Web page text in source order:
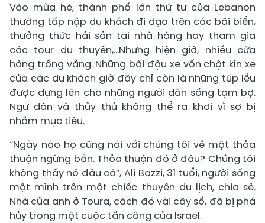
Vào mùa hè, thành phố lớn thứ tư của Lebanon
thường tấp nập du khách đi dạo trên các bãi biển,
thưởng thức hải sản tại nhà hàng hay tham gia
các tour du thuyền,...Nhưng hiện giờ, nhiều cửa
hàng trống vắng. Những bãi đậu xe vốn chật kín xe
của các du khách giờ đây chỉ còn là những túp lều
được dựng lên cho những người dân sống tạm bợ.
Ngư dân và thủy thủ không thể ra khơi vì sợ bị
nhắm mục tiêu.
“Ngày nào họ cũng nói với chúng tôi về một thỏa
thuận ngừng bắn. Thỏa thuận đó ở đâu? Chúng tôi
không thấy nó đâu cả”, Ali Bazzi, 31 tuổi, người sống
một mình trên một chiếc thuyền du lịch, chia sẻ.
Nhà của anh ở Toura, cách đó vài cây số, đã bị phá
hủy trong một cuộc tấn công của Israel.